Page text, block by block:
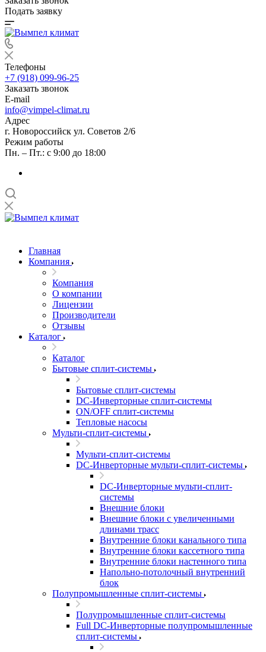
Подать заявку
Телефоны
+7 (918) 099-96-25
Заказать звонок
E-mail
info@vimpel-climat.ru
Адрес
г. Новороссийск ул. Советов 2/6
Режим работы
Пн. – Пт.: с 9:00 до 18:00
Главная
Компания
Компания
О компании
Лицензии
Производители
Отзывы
Каталог
Каталог
Бытовые сплит-системы
Бытовые сплит-системы
DC-Инверторные сплит-системы
ON/OFF сплит-системы
Тепловые насосы
Мульти-сплит-системы
Мульти-сплит-системы
DC-Инверторные мульти-сплит-системы
DC-Инверторные мульти-сплит-
системы
Внешние блоки
Внешние блоки с увеличенными
длинами трасс
Внутренние блоки канального типа
Внутренние блоки кассетного типа
Внутренние блоки настенного типа
Напольно-потолочный внутренний
блок
Полупромышленные сплит-системы
Полупромышленные сплит-системы
Full DC-Инверторные полупромышленные
сплит-системы